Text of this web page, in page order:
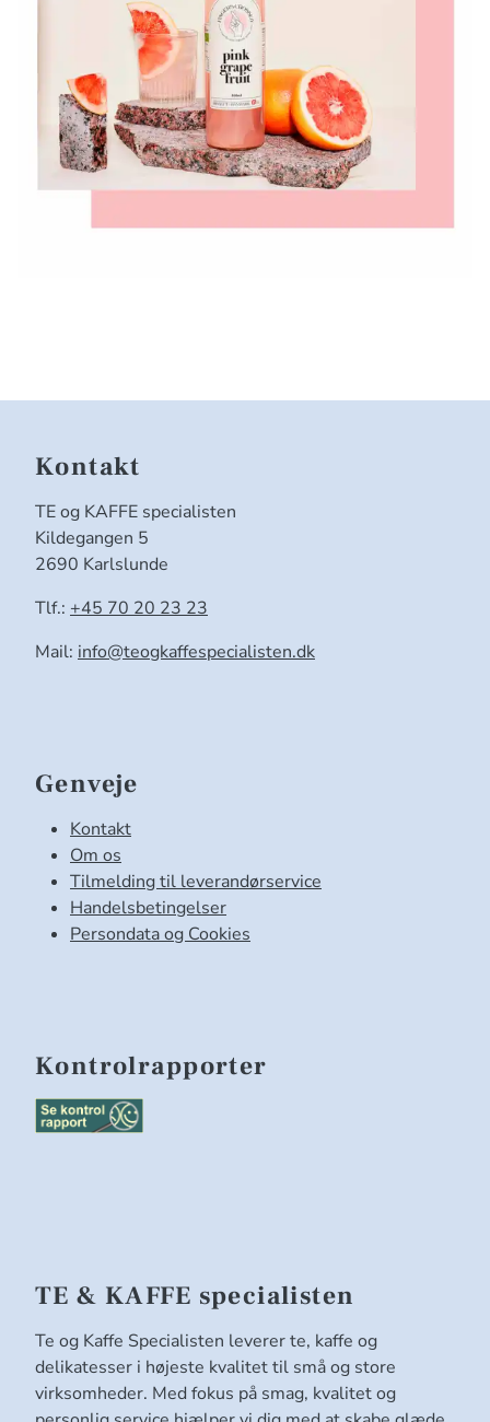
Kontakt
TE og KAFFE specialisten
Kildegangen 5
2690 Karlslunde
Tlf.: +45 70 20 23 23
Mail: info@teogkaffespecialisten.dk
Genveje
Kontakt
Om os
Tilmelding til leverandørservice
Handelsbetingelser
Persondata og Cookies
Kontrolrapporter
TE & KAFFE specialisten
Te og Kaffe Specialisten leverer te, kaffe og
delikatesser i højeste kvalitet til små og store
virksomheder. Med fokus på smag, kvalitet og